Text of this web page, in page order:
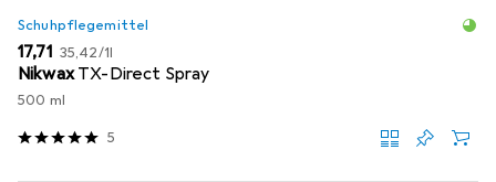
Schuhpflegemittel
EUR
17,71 EUR
35,42/1l
Nikwax TX-Direct Spray
500 ml
5